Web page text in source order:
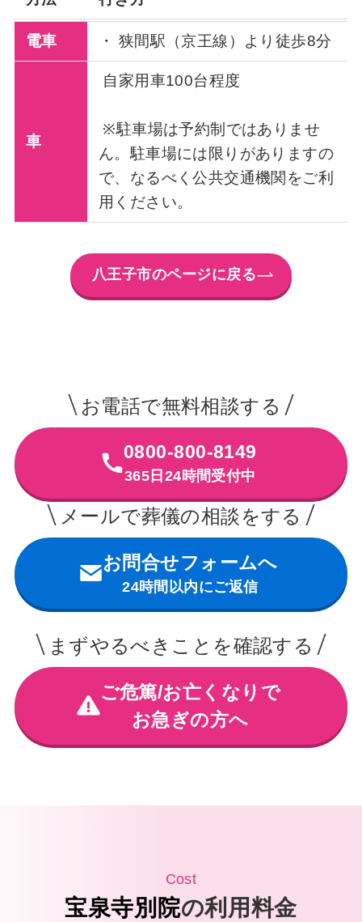
電車 ・ 狭間駅（京王線）より徒歩8分
車
自家用車100台程度
※駐車場は予約制ではありませ
ん。駐車場には限りがありますの
で、なるべく公共交通機関をご利
用ください。
八王子市のページに戻る
お電話で無料相談する
0800-800-8149
365日24時間受付中
メールで葬儀の相談をする
お問合せフォームへ
24時間以内にご返信
まずやるべきことを確認する
ご危篤/お亡くなりで
お急ぎの方へ
Cost
宝泉寺別院の利用料金